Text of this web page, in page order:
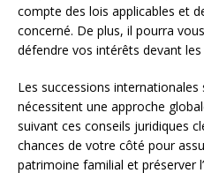
compte des lois applicables et
concerné. De plus, il pourra
défendre vos intérêts devant
Les successions
nécessitent une approche
suivant ces conseils juridiques
chances de votre côté pour
patrimoine familial et préserver